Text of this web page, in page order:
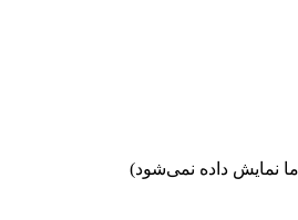
نمایش داده نمی‌شود)